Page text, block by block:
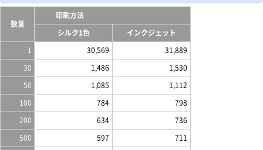
数量
印刷方法
シルク1色 インクジェット
1 30,569 31,889
30 1,486 1,530
50 1,085 1,112
100 784 798
200 634 736
500 597 711